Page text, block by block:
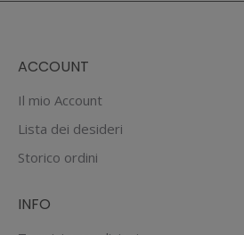
ACCOUNT
Il mio Account
Lista dei desideri
Storico ordini
INFO